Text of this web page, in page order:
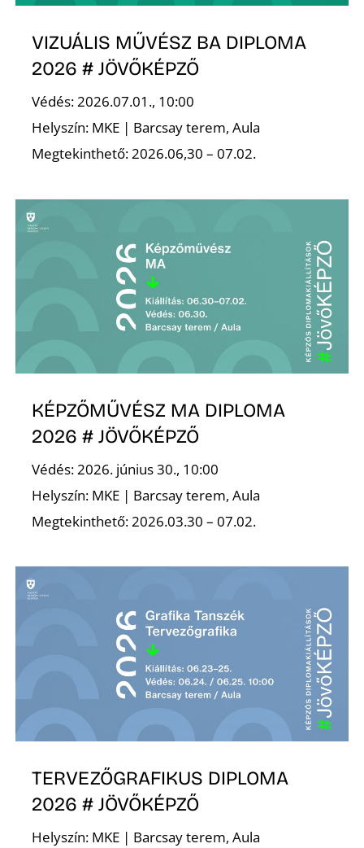
VIZUÁLIS MŰVÉSZ BA DIPLOMA
2026 # JÖVŐKÉPZŐ
Védés: 2026.07.01., 10:00
Helyszín: MKE | Barcsay terem, Aula
Megtekinthető: 2026.06,30 – 07.02.
KÉPZŐMŰVÉSZ MA DIPLOMA
2026 # JÖVŐKÉPZŐ
Védés: 2026. június 30., 10:00
Helyszín: MKE | Barcsay terem, Aula
Megtekinthető: 2026.03.30 – 07.02.
TERVEZŐGRAFIKUS DIPLOMA
2026 # JÖVŐKÉPZŐ
Helyszín: MKE | Barcsay terem, Aula